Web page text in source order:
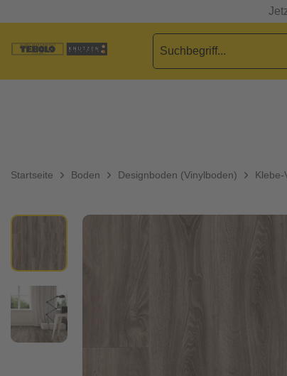
Startseite Boden Designboden (Vinylboden) Klebe-